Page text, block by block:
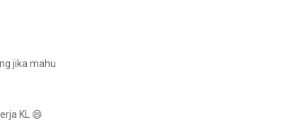
jika mahu
KL 😄